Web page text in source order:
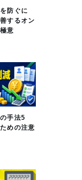
防ぐに
するオン
意
手法5
めの注意